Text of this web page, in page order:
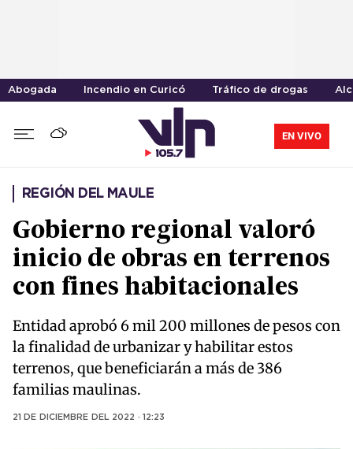
Abogada Incendio en Curicó Tráfico de drogas
EN VIVO
REGIÓN DEL MAULE
Gobierno regional valoró
inicio de obras en terrenos
con fines habitacionales
Entidad aprobó 6 mil 200 millones de pesos con
la finalidad de urbanizar y habilitar estos
terrenos, que beneficiarán a más de 386
familias maulinas.
21 DE DICIEMBRE DEL 2022 · 12:23